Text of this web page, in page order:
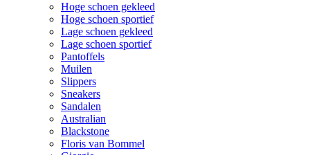
Hoge schoen gekleed
Hoge schoen sportief
Lage schoen gekleed
Lage schoen sportief
Pantoffels
Muilen
Slippers
Sneakers
Sandalen
Australian
Blackstone
Floris van Bommel